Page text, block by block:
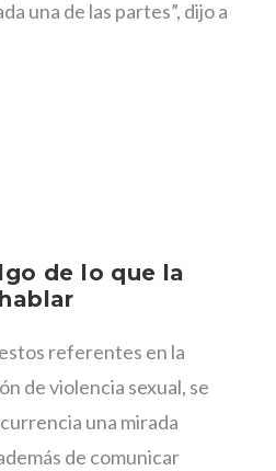
una de las partes”, dijo a
de lo que la
referentes en la
de violencia sexual, se
una mirada
de comunicar